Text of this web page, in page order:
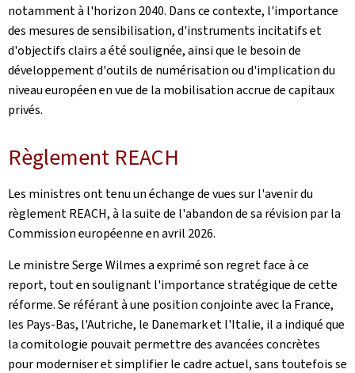
notamment à l'horizon 2040. Dans ce contexte, l'importance
des mesures de sensibilisation, d'instruments incitatifs et
d'objectifs clairs a été soulignée, ainsi que le besoin de
développement d'outils de numérisation ou d'implication du
niveau européen en vue de la mobilisation accrue de capitaux
privés.
Règlement REACH
Les ministres ont tenu un échange de vues sur l'avenir du
règlement REACH, à la suite de l'abandon de sa révision par la
Commission européenne en avril 2026.
Le ministre Serge Wilmes a exprimé son regret face à ce
report, tout en soulignant l'importance stratégique de cette
réforme. Se référant à une position conjointe avec la France,
les Pays-Bas, l'Autriche, le Danemark et l'Italie, il a indiqué que
la comitologie pouvait permettre des avancées concrètes
pour moderniser et simplifier le cadre actuel, sans toutefois se